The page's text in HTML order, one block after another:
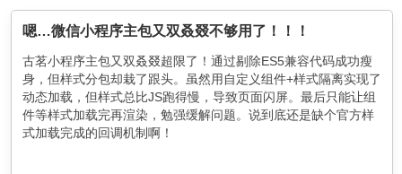
嗯…微信小程序主包又双叒叕不够用了！！！
古茗小程序主包又双叒叕超限了！通过剔除ES5兼容代码成功瘦
身，但样式分包却栽了跟头。虽然用自定义组件+样式隔离实现了
动态加载，但样式总比JS跑得慢，导致页面闪屏。最后只能让组
件等样式加载完再渲染，勉强缓解问题。说到底还是缺个官方样
式加载完成的回调机制啊！